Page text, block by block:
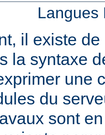
il existe
la syntaxe
une
du
sont